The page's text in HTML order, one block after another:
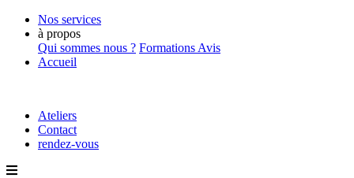
Nos services
à propos
Qui sommes nous ? Formations Avis
Accueil
Ateliers
Contact
rendez-vous